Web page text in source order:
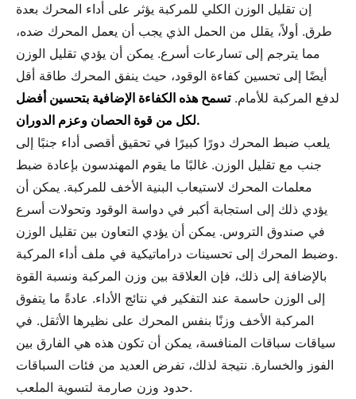
إن تقليل الوزن الكلي للمركبة يؤثر على أداء المحرك بعدة
طرق. أولاً، يقلل من الحمل الذي يجب أن يعمل المحرك ضده،
مما يترجم إلى تسارعات أسرع. يمكن أن يؤدي تقليل الوزن
أيضًا إلى تحسين كفاءة الوقود، حيث ينفق المحرك طاقة أقل
لدفع المركبة للأمام.تسمح هذه الكفاءة الإضافية بتحسين أفضل
لكل من قوة الحصان وعزم الدوران.
يلعب ضبط المحرك دورًا كبيرًا في تحقيق أقصى أداء جنبًا إلى
جنب مع تقليل الوزن. غالبًا ما يقوم المهندسون بإعادة ضبط
معلمات المحرك لاستيعاب البنية الأخف للمركبة. يمكن أن
يؤدي ذلك إلى استجابة أكبر في دواسة الوقود وتحولات أسرع
في صندوق التروس. يمكن أن يؤدي التعاون بين تقليل الوزن
وضبط المحرك إلى تحسينات دراماتيكية في ملف أداء المركبة.
بالإضافة إلى ذلك، فإن العلاقة بين وزن المركبة ونسبة القوة
إلى الوزن حاسمة عند التفكير في نتائج الأداء. عادةً ما يتفوق
المركبة الأخف وزنًا بنفس المحرك على نظيرها الأثقل. في
سياقات سباقات المنافسة، يمكن أن تكون هذه هي الفارق بين
الفوز والخسارة. نتيجة لذلك، تفرض العديد من فئات السباقات
حدود وزن صارمة لتسوية الملعب.